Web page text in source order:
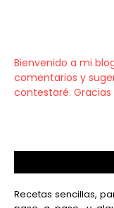
Bienvenido a mi
comentarios y
contestaré.
Recetas sencillas,